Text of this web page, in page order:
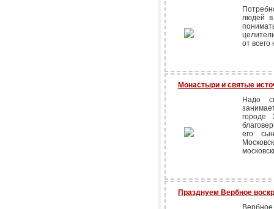
людей в
от всего
Монастыри и святые
Надо
городе
его
Празднуем Вербное
Вербное